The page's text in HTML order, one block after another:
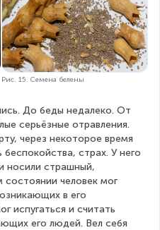
Рис. 15. Семена белены
До беды недалеко. От
серьёзные отравления.
через некоторое время
страх. У него
носили страшный,
человек мог
в его
испугаться и считать
его людей. Вел себя